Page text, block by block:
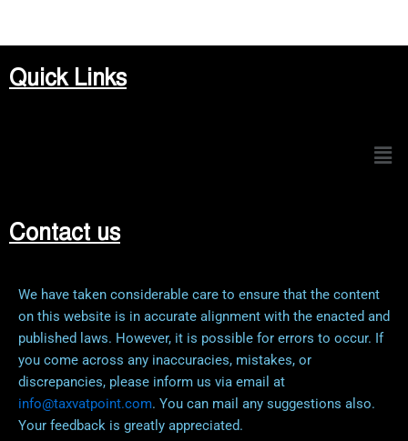
Quick Links
Contact us
We have taken considerable care to ensure that the content
on this website is in accurate alignment with the enacted and
published laws. However, it is possible for errors to occur. If
you come across any inaccuracies, mistakes, or
discrepancies, please inform us via email at
info@taxvatpoint.com. You can mail any suggestions also.
Your feedback is greatly appreciated.